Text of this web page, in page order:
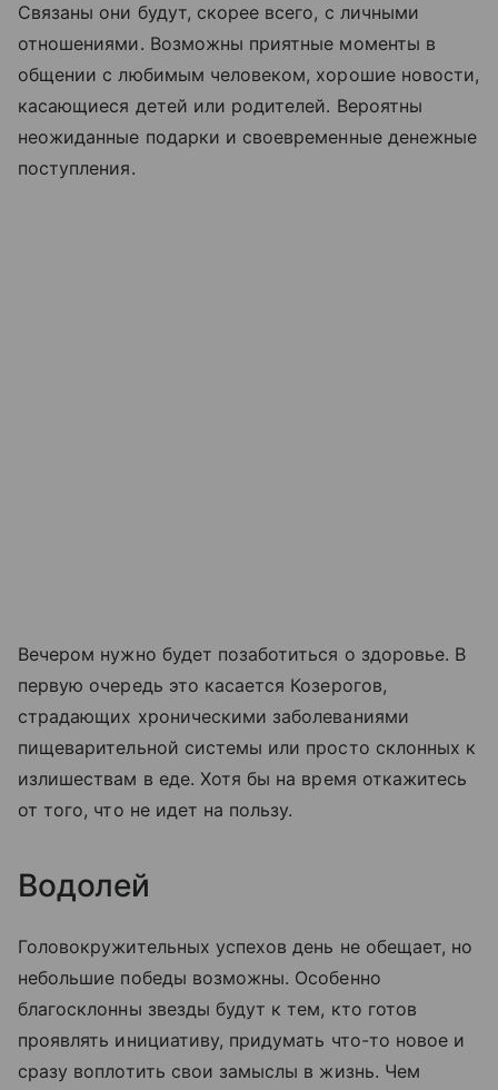
Связаны они будут, скорее всего, с личными
отношениями. Возможны приятные моменты в
общении с любимым человеком, хорошие новости,
касающиеся детей или родителей. Вероятны
неожиданные подарки и своевременные денежные
поступления.
Вечером нужно будет позаботиться о здоровье. В
первую очередь это касается Козерогов,
страдающих хроническими заболеваниями
пищеварительной системы или просто склонных к
излишествам в еде. Хотя бы на время откажитесь
от того, что не идет на пользу.
Водолей
Головокружительных успехов день не обещает, но
небольшие победы возможны. Особенно
благосклонны звезды будут к тем, кто готов
проявлять инициативу, придумать что-то новое и
сразу воплотить свои замыслы в жизнь. Чем